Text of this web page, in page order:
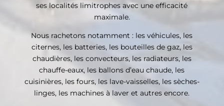
ses localités limitrophes avec une efficacité
maximale.
Nous rachetons notamment : les véhicules, les
citernes, les batteries, les bouteilles de gaz, les
chaudières, les convecteurs, les radiateurs, les
chauffe-eaux, les ballons d’eau chaude, les
cuisinières, les fours, les lave-vaisselles, les sèches-
linges, les machines à laver et autres encore.